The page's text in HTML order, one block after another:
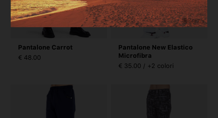
Pantalone Carrot
€ 48.00
Pantalone New Elastico
Microfibra
€ 35.00 / +2 colori